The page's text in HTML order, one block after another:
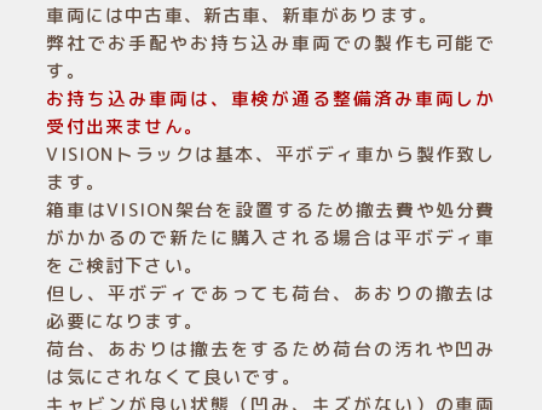
車両には中古車、新古車、新車があります。
弊社でお手配やお持ち込み車両での製作も可能で
す。
お持ち込み車両は、車検が通る整備済み車両しか
受付出来ません。
VISIONトラックは基本、平ボディ車から製作致し
ます。
箱車はVISION架台を設置するため撤去費や処分費
がかかるので新たに購入される場合は平ボディ車
をご検討下さい。
但し、平ボディであっても荷台、あおりの撤去は
必要になります。
荷台、あおりは撤去をするため荷台の汚れや凹み
は気にされなくて良いです。
キャビンが良い状態（凹み、キズがない）の車両